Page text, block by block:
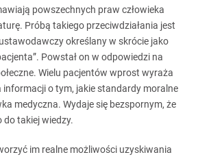
powszechnych praw człowieka
Próbą takiego przeciwdziałania jest
określany w skrócie jako
Powstał on w odpowiedzi na
Wielu pacjentów wprost wyraża
informacji o tym, jakie standardy moralne
medyczna. Wydaje się bezspornym, że
do takiej wiedzy.
im realne możliwości uzyskiwania